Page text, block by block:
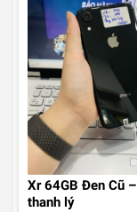
Xr 64GB Đen Cũ – Máy
thanh lý